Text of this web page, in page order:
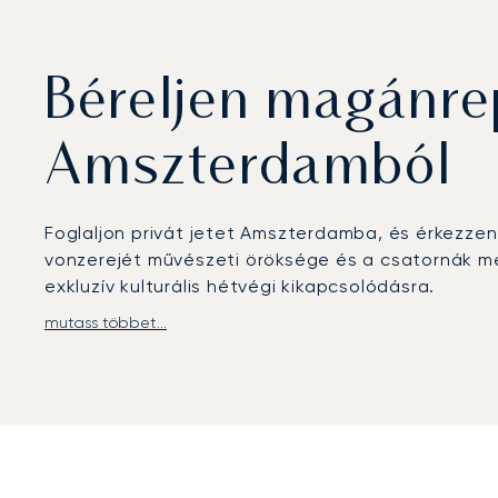
Béreljen
Amszterdamból
Foglaljon privát jetet Amszterdamba, és
vonzerejét művészeti öröksége és a csatornák
exkluzív kulturális hétvégi kikapcsolódásra.
A LunaJets-szel való utazása teljes mértékben
mutass többet...